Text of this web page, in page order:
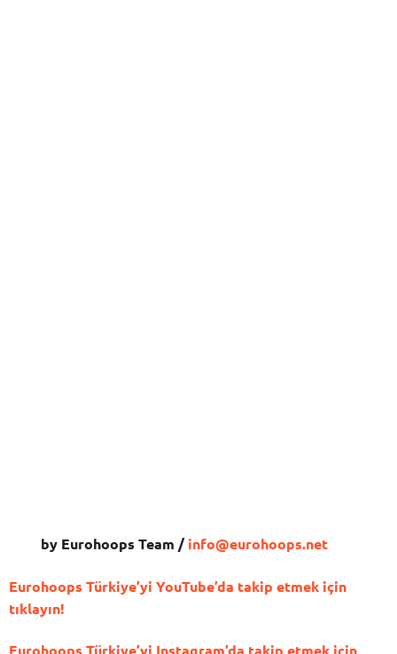
by Eurohoops Team /info@eurohoops.net
Eurohoops Türkiye’yi YouTube’da takip etmek için
tıklayın!
Eurohoops Türkiye’yi Instagram’da takip etmek için